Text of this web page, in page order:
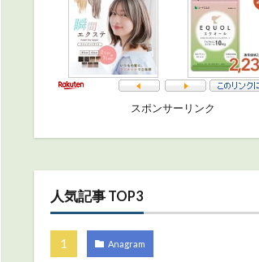
スポンサーリンク
人気記事 TOP3
Anagram